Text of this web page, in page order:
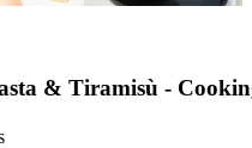
& Tiramisù -